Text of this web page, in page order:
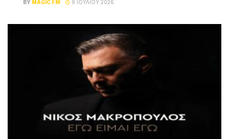
BY MAGIC FM 9 ΙΟΥΛΊΟΥ 2026